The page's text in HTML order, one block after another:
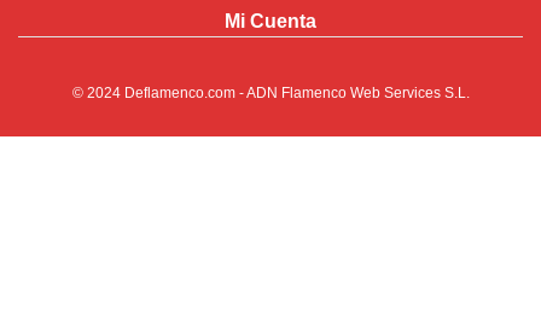
Mi Cuenta
© 2024 Deflamenco.com- ADN Flamenco Web Services S.L.